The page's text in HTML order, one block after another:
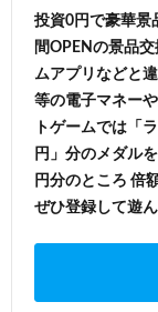
投資0円で豪華景
間OPENの景品
ムアプリなどと
等の電子マネー
トゲームでは「
円」分のメダル
円分のところ 倍
ぜひ登録して遊